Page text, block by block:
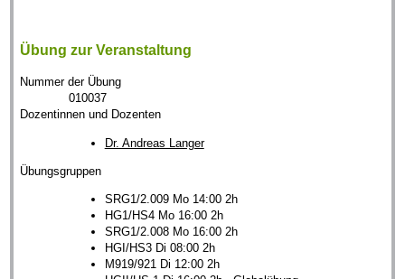
Übung zur Veranstaltung
Nummer der Übung
010037
Dozentinnen und Dozenten
Dr. Andreas Langer
Übungsgruppen
SRG1/2.009 Mo 14:00 2h
HG1/HS4 Mo 16:00 2h
SRG1/2.008 Mo 16:00 2h
HGI/HS3 Di 08:00 2h
M919/921 Di 12:00 2h